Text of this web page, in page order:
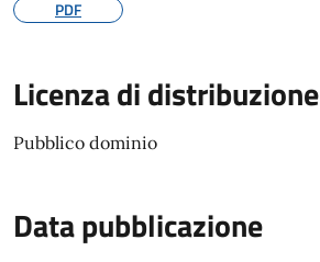
PDF
Licenza di distribuzione
Pubblico dominio
Data pubblicazione